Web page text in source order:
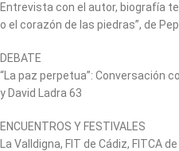
Entrevista con el autor, biografía
o el corazón de las piedras”, de
DEBATE
“La paz perpetua”: Conversación
y David Ladra 63
ENCUENTROS Y FESTIVALES
La Valldigna, FIT de Cádiz, FITCA